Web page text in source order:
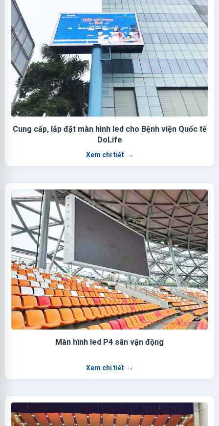
Cung cấp, lắp đặt màn hình led cho Bệnh viện Quốc tế
DoLife
Xem chi tiết →
Màn hình led P4 sân vận động
Xem chi tiết →